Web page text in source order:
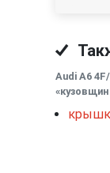
Audi A6